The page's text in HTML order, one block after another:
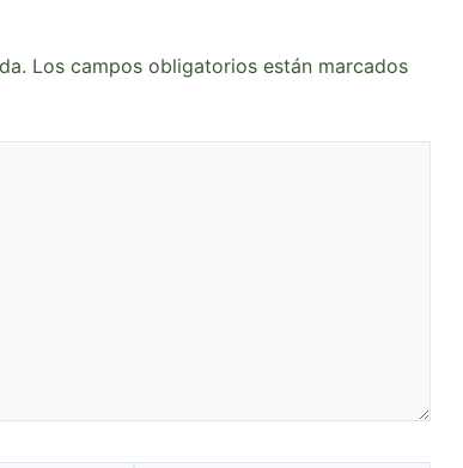
Los campos obligatorios están marcados